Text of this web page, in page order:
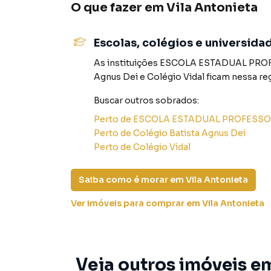
cuidadosa da cerâmica completa o visual,
Com dois banheiros disponíveis, a
sobrado. Além disso, as duas vagas de
A localização estratégica deste sobrado
variedade de comércios na região, seus
essenciais, proporcionando conveniência e
**Acessibilidade e Conexão com as Principais
A presença de linhas de ônibus nas
O que fazer em Vila Antonieta
Escolas, colégios e
As instituições ESCOLA ESTADUAL
Agnus Deie Colégio Vidalficam nessa
Buscar outros sobrados:
Perto de ESCOLA ESTADUAL
Perto de Colégio Batista Agnus Dei
Perto de Colégio Vidal
Saiba como é morar em Vila Antonieta
Ver imóveis para comprar em Vila Antonieta
Veja outros imóveis